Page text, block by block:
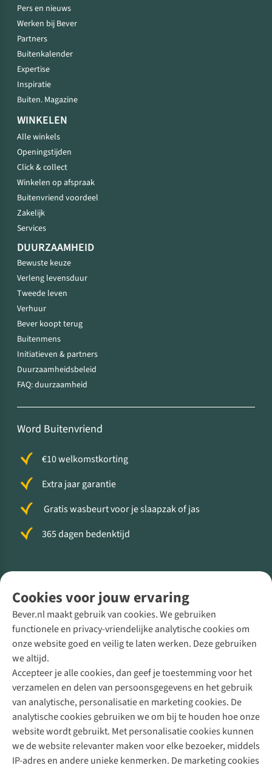
Cookies voor jouw ervaring
Bever.nl maakt gebruik van cookies. We gebruiken
functionele en privacy-vriendelijke analytische cookies om
onze website goed en veilig te laten werken. Deze gebruiken
we altijd.
Accepteer je alle cookies, dan geef je toestemming voor het
verzamelen en delen van persoonsgegevens en het gebruik
van analytische, personalisatie en marketing cookies. De
analytische cookies gebruiken we om bij te houden hoe onze
website wordt gebruikt. Met personalisatie cookies kunnen
we de website relevanter maken voor elke bezoeker, middels
IP-adres en andere unieke kenmerken. De marketing cookies
Pers en nieuws
Werken bij Bever
Partners
Buitenkalender
Expertise
Inspiratie
Buiten. Magazine
WINKELEN
Alle winkels
Openingstijden
Click & collect
Winkelen op afspraak
Buitenvriend voordeel
Zakelijk
Services
DUURZAAMHEID
Bewuste keuze
Verleng levensduur
Tweede leven
Verhuur
Bever koopt terug
Buitenmens
Initiatieven & partners
Duurzaamheidsbeleid
FAQ: duurzaamheid
Word Buitenvriend
€10 welkomstkorting
Extra jaar garantie
Gratis wasbeurt voor je slaapzak of jas
365 dagen bedenktijd
Direct advies van een Buitenexpert
+31 (0)85 888 50 88
+31 6 12 28 49 80
Contactformulier